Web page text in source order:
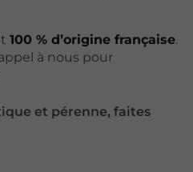
100 % d’origine française.
à nous pour
et pérenne, faites